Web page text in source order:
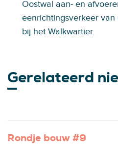
Oostwal aan- en
eenrichtingsverkeer
bij het Walkwartier.
Gerelateerd
Rondje bouw #9